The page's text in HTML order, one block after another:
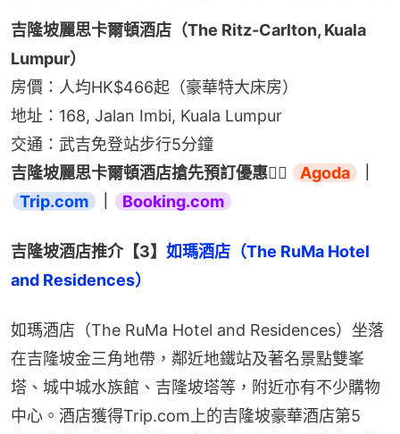
吉隆坡麗思卡爾頓酒店（The Ritz-Carlton, Kuala
Lumpur）
房價：人均HK$466起（豪華特大床房）
地址：168, Jalan Imbi, Kuala Lumpur
交通：武吉免登站步行5分鐘
吉隆坡麗思卡爾頓酒店搶先預訂優惠👉🏻
Agoda
Trip.com
Booking.com
吉隆坡酒店推介【3】 如瑪酒店（The RuMa Hotel
and Residences）
如瑪酒店（The RuMa Hotel and Residences）坐落
在吉隆坡金三角地帶，鄰近地鐵站及著名景點雙峯
塔、城中城水族館、吉隆坡塔等，附近亦有不少購物
中心。酒店獲得Trip.com上的吉隆坡豪華酒店第5